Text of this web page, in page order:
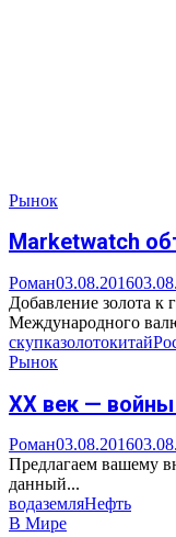
Рынок
Marketwatch
Роман03.08.2016
Добавление золота
Международного
скупказолотокитай
Рынок
XX век —
Роман03.08.2016
Предлагаем вашему
данный...
водаземляНефть
В Мире